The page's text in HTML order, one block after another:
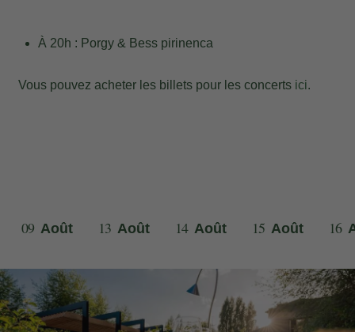
Entrez votre numéro de référence de
votre réservation et pouvoir l'annuler ou
la modifier.
À 20h : Porgy & Bess pirinenca
Vous pouvez acheter les billets pour les concerts ici.
09 Août 13 Août 14 Août 15 Août 16